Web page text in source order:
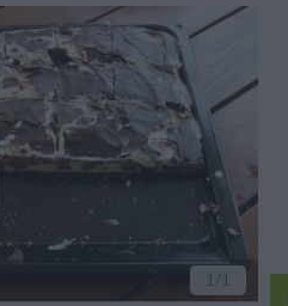
1 /1